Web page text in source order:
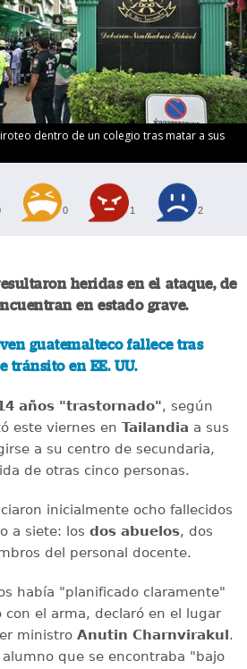
dentro de un colegio tras matar a sus
0 1 2
heridas en el ataque, de
en estado grave.
guatemalteco fallece tras
tránsito en EE. UU.
años "trastornado", según
este viernes en Tailandia a sus
a su centro de secundaria,
de otras cinco personas.
inicialmente ocho fallecidos
a siete: los dos abuelos, dos
del personal docente.
había "planificado claramente"
con el arma, declaró en el lugar
ministro Anutin Charnvirakul.
que se encontraba "bajo